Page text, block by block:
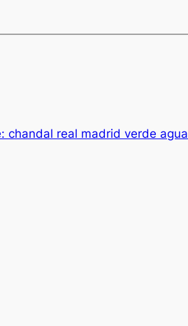
chandal real madrid verde agua